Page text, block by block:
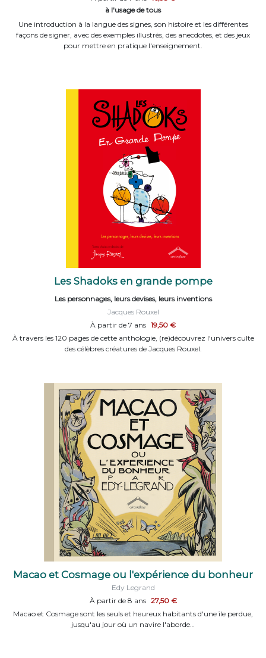
à l'usage de tous
Une introduction à la langue des signes, son histoire et les différentes
façons de signer, avec des exemples illustrés, des anecdotes, et des jeux
pour mettre en pratique l'enseignement.
Les Shadoks en grande pompe
Les personnages, leurs devises, leurs inventions
Jacques Rouxel
À partir de 7 ans 19,50 €
À travers les 120 pages de cette anthologie, (re)découvrez l'univers culte
des célèbres créatures de Jacques Rouxel.
Macao et Cosmage ou l'expérience du bonheur
Edy Legrand
À partir de 8 ans 27,50 €
Macao et Cosmage sont les seuls et heureux habitants d'une île perdue,
jusqu'au jour où un navire l'aborde…